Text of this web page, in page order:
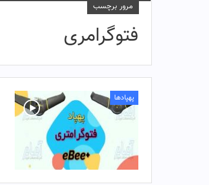
مرور برچسب
فتوگرامری
پهپادها